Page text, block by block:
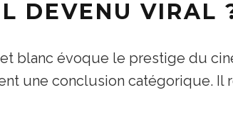
DEVENU VIRAL
blanc évoque le prestige du
une conclusion catégorique. Il